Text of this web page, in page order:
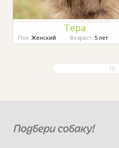
Тера
Пол: Женский Возраст: 5 лет